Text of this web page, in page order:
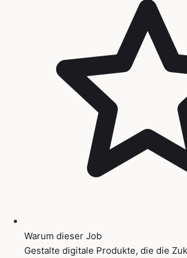
Warum dieser Job
Gestalte digitale Produkte, die die